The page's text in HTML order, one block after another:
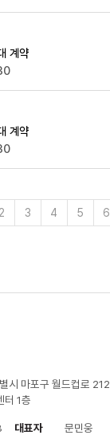
계약
계약
2 3 4 5 6
시 마포구 월드컵로 212
터 1층
대표자 문민웅